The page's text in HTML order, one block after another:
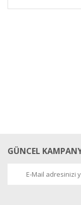
GÜNCEL